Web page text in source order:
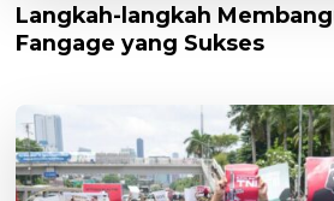
Langkah-langkah
Fangage yang Sukses